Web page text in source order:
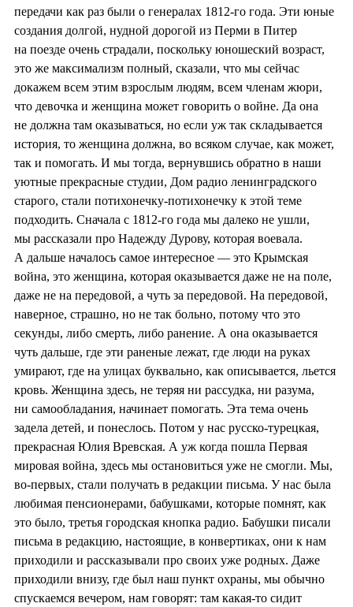
передачи как раз были о генералах 1812-го года. Эти юные
создания долгой, нудной дорогой из Перми в Питер
на поезде очень страдали, поскольку юношеский возраст,
это же максимализм полный, сказали, что мы сейчас
докажем всем этим взрослым людям, всем членам жюри,
что девочка и женщина может говорить о войне. Да она
не должна там оказываться, но если уж так складывается
история, то женщина должна, во всяком случае, как может,
так и помогать. И мы тогда, вернувшись обратно в наши
уютные прекрасные студии, Дом радио ленинградского
старого, стали потихонечку-потихонечку к этой теме
подходить. Сначала с 1812-го года мы далеко не ушли,
мы рассказали про Надежду Дурову, которая воевала.
А дальше началось самое интересное — это Крымская
война, это женщина, которая оказывается даже не на поле,
даже не на передовой, а чуть за передовой. На передовой,
наверное, страшно, но не так больно, потому что это
секунды, либо смерть, либо ранение. А она оказывается
чуть дальше, где эти раненые лежат, где люди на руках
умирают, где на улицах буквально, как описывается, льется
кровь. Женщина здесь, не теряя ни рассудка, ни разума,
ни самообладания, начинает помогать. Эта тема очень
задела детей, и понеслось. Потом у нас русско-турецкая,
прекрасная Юлия Вревская. А уж когда пошла Первая
мировая война, здесь мы остановиться уже не смогли. Мы,
во-первых, стали получать в редакции письма. У нас была
любимая пенсионерами, бабушками, которые помнят, как
это было, третья городская кнопка радио. Бабушки писали
письма в редакцию, настоящие, в конвертиках, они к нам
приходили и рассказывали про своих уже родных. Даже
приходили внизу, где был наш пункт охраны, мы обычно
спускаемся вечером, нам говорят: там какая-то сидит